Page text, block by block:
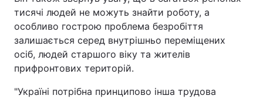
Тема оформлення
тисячі людей не можуть знайти роботу, а
особливо гострою проблема безробіття
залишається серед внутрішньо переміщених
осіб, людей старшого віку та жителів
прифронтових територій.
"Україні потрібна принципово інша трудова